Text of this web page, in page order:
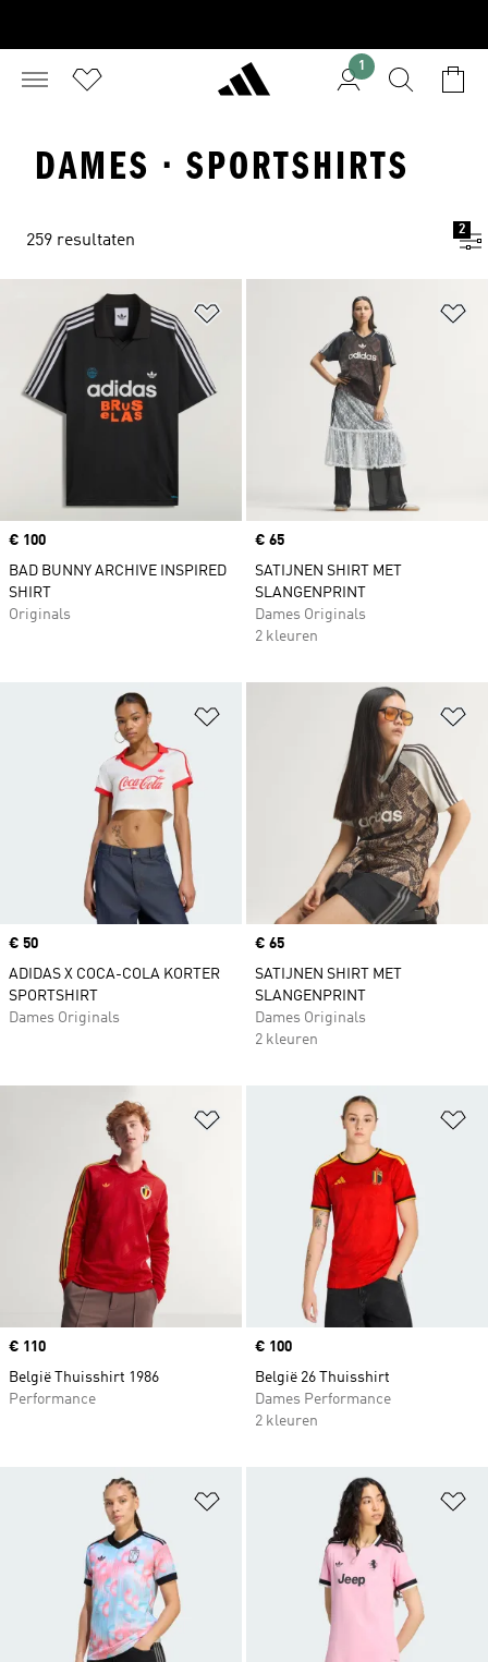
1
DAMES · SPORTSHIRTS
259 resultaten
2
Op verlanglijst zetten
Price
€ 100
BAD BUNNY ARCHIVE INSPIRED
SHIRT
Originals
Price
€ 65
SATIJNEN SHIRT MET
SLANGENPRINT
Dames Originals
2 kleuren
Op verlanglijst zetten
Price
€ 50
ADIDAS X COCA-COLA KORTER
SPORTSHIRT
Dames Originals
Price
€ 65
SATIJNEN SHIRT MET
SLANGENPRINT
Dames Originals
2 kleuren
Op verlanglijst zetten
Price
€ 110
België Thuisshirt 1986
Performance
Price
€ 100
België 26 Thuisshirt
Dames Performance
2 kleuren
Op verlanglijst zetten